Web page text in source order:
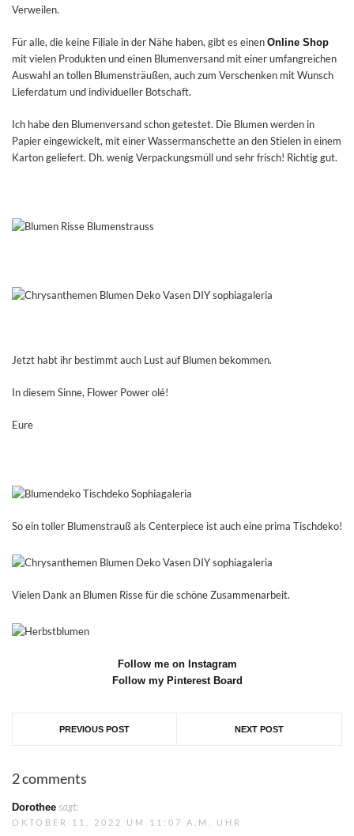
Verweilen.
Für alle, die keine Filiale in der Nähe haben, gibt es einen Online Shop
mit vielen Produkten und einen Blumenversand mit einer umfangreichen
Auswahl an tollen Blumensträußen, auch zum Verschenken mit Wunsch
Lieferdatum und individueller Botschaft.
Ich habe den Blumenversand schon getestet. Die Blumen werden in
Papier eingewickelt, mit einer Wassermanschette an den Stielen in einem
Karton geliefert. Dh. wenig Verpackungsmüll und sehr frisch! Richtig gut.
Jetzt habt ihr bestimmt auch Lust auf Blumen bekommen.
In diesem Sinne, Flower Power olé!
Eure
So ein toller Blumenstrauß als Centerpiece ist auch eine prima Tischdeko!
Vielen Dank an Blumen Risse für die schöne Zusammenarbeit.
Follow me on Instagram
Follow my Pinterest Board
PREVIOUS POST NEXT POST
2 comments
Dorothee sagt:
OKTOBER 11, 2022 UM 11:07 A.M. UHR